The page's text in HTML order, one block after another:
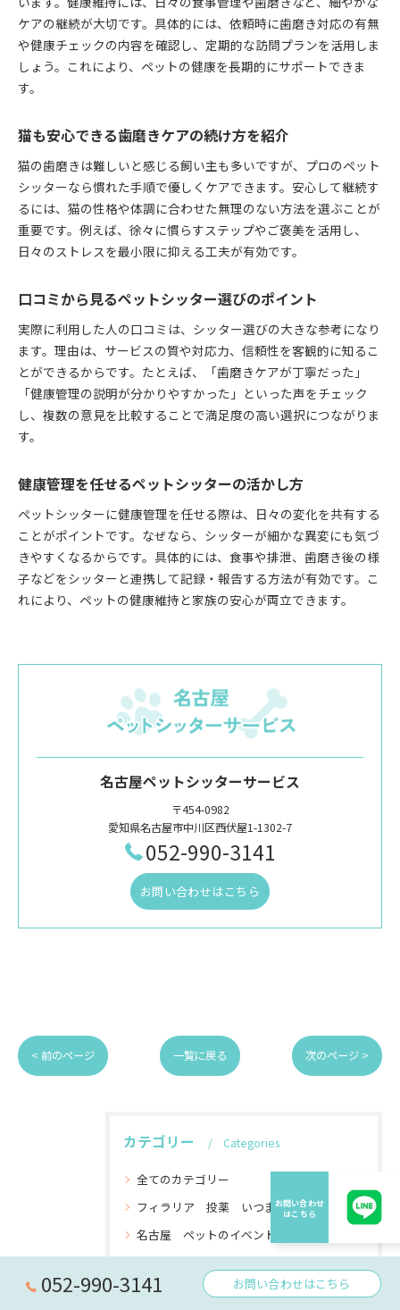
ケアの継続が大切です。具体的には、依頼時に歯磨き対応の有無
や健康チェックの内容を確認し、定期的な訪問プランを活用しま
しょう。これにより、ペットの健康を長期的にサポートできま
す。
猫も安心できる歯磨きケアの続け方を紹介
猫の歯磨きは難しいと感じる飼い主も多いですが、プロのペット
シッターなら慣れた手順で優しくケアできます。安心して継続す
るには、猫の性格や体調に合わせた無理のない方法を選ぶことが
重要です。例えば、徐々に慣らすステップやご褒美を活用し、
日々のストレスを最小限に抑える工夫が有効です。
口コミから見るペットシッター選びのポイント
実際に利用した人の口コミは、シッター選びの大きな参考になり
ます。理由は、サービスの質や対応力、信頼性を客観的に知るこ
とができるからです。たとえば、「歯磨きケアが丁寧だった」
「健康管理の説明が分かりやすかった」といった声をチェック
し、複数の意見を比較することで満足度の高い選択につながりま
す。
健康管理を任せるペットシッターの活かし方
ペットシッターに健康管理を任せる際は、日々の変化を共有する
ことがポイントです。なぜなら、シッターが細かな異変にも気づ
きやすくなるからです。具体的には、食事や排泄、歯磨き後の様
子などをシッターと連携して記録・報告する方法が有効です。こ
れにより、ペットの健康維持と家族の安心が両立できます。
名古屋ペットシッターサービス
〒454-0982
愛知県名古屋市中川区西伏屋1-1302-7
052-990-3141
お問い合わせはこちら
< 前のページ 一覧に戻る 次のページ >
カテゴリー Categories
全てのカテゴリー
フィラリア 投薬 いつまで
名古屋 ペットのイベント
名古屋から行けるペットを連れて行けるイベントを連れて行ける
愛知県名古屋市でのペットシッターサービスなら名古屋ペットシッターサービスへ お散歩代行 対応エリアは名古屋市全域 食事エサの準備やトイレの掃除などプロにお
052-990-3141 お問い合わせはこちら